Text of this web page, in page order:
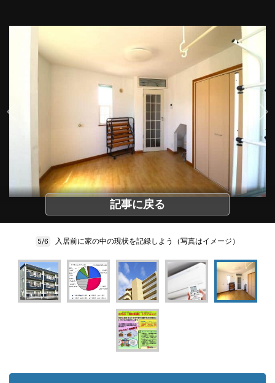
記事に戻る
5/6 入居前に家の中の現状を記録しよう（写真はイメージ）